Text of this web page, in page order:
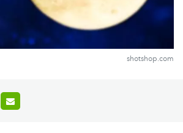
shotshop.com